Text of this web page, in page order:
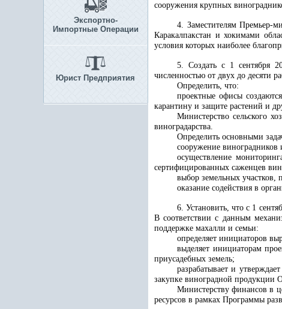
Экспортно-
Импортные Операции
Юрист Предприятия
сооружения крупных
4. Заместителям Премьер-
Каракалпакстан и хокимами
условия которых наиболее
5. Создать с 1 сентября
численностью от двух до десяти
Определить, что:
проектные офисы
карантину и защите растений и
Министерство сельского
виноградарства.
Определить основными
сооружение
осуществление
сертифицированных саженцев
выбор земельных участков,
оказание содействия в
6. Установить, что с 1
В соответствии с данным
поддержке махалли и семьи:
определяет инициаторов
выделяет инициаторам
приусадебных земель;
разрабатывает и
закупке виноградной продукции
Министерству финансов в
ресурсов в рамках Программы